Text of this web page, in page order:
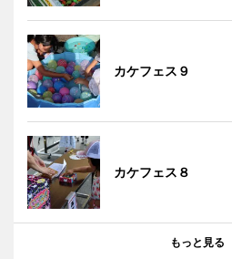
カケフェス９
カケフェス８
もっと見る